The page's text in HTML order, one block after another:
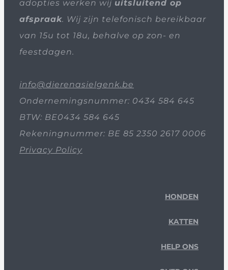
adopties werken wij uitsluitend op
afspraak. Wij zijn telefonisch bereikbaar
van 15u tot 18u, behalve op zon- en
feestdagen.
info@dierenasielgenk.be
Ondernemingsnummer: 0434 584 645
BTW: BE0434 584 645
Rekeningnummer: BE 85 2350 2617 0006
Privacy Policy
HONDEN
KATTEN
HELP ONS